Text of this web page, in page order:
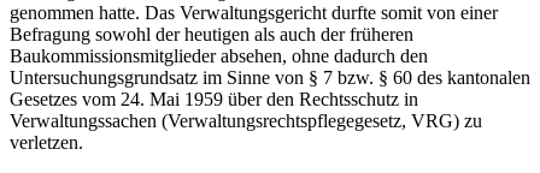
genommen hatte. Das Verwaltungsgericht durfte somit von einer
Befragung sowohl der heutigen als auch der früheren
Baukommissionsmitglieder absehen, ohne dadurch den
Untersuchungsgrundsatz im Sinne von § 7 bzw. § 60 des kantonalen
Gesetzes vom 24. Mai 1959 über den Rechtsschutz in
Verwaltungssachen (Verwaltungsrechtspflegegesetz, VRG) zu
verletzen.